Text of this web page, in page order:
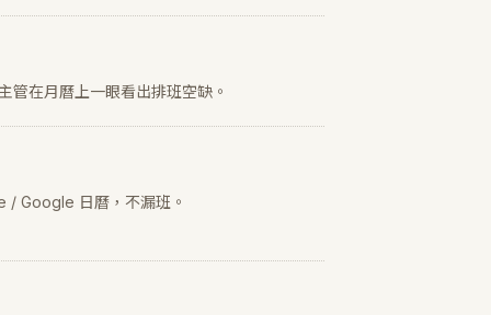
管在月曆上一眼看出排班空缺。
/ Google 日曆，不漏班。